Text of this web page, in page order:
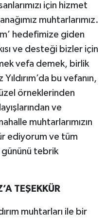
için hizmet
muhtarlarımız.
hedefimize giden
ve desteği bizler için
vefa demek, birlik
bu vefanın,
örneklerinden
ve
muhtarlarımızın
ediyorum ve tüm
gününü tebrik
TEŞEKKÜR
muhtarları ile bir